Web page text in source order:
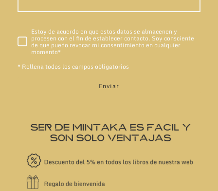
Estoy de acuerdo en que estos datos se almacenen y
procesen con el fin de establecer contacto. Soy consciente
de que puedo revocar mi consentimiento en cualquier
momento*
* Rellena todos los campos obligatorios
Enviar